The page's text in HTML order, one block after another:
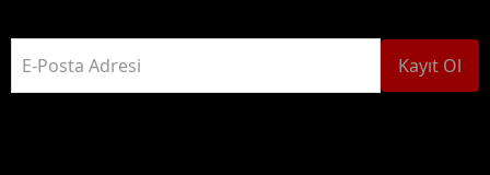
E-Posta Adresi Kayıt Ol